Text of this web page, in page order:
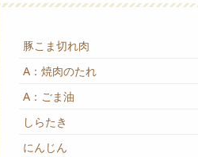
豚こま切れ肉
A：焼肉のたれ
A：ごま油
しらたき
にんじん